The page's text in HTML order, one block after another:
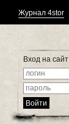
Журнал 4stor
Вход на сайт